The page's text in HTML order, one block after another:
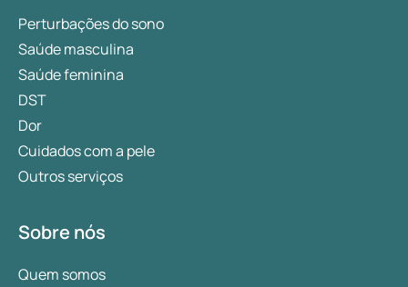
Perturbações do sono
Saúde masculina
Saúde feminina
DST
Dor
Cuidados com a pele
Outros serviços
Sobre nós
Quem somos